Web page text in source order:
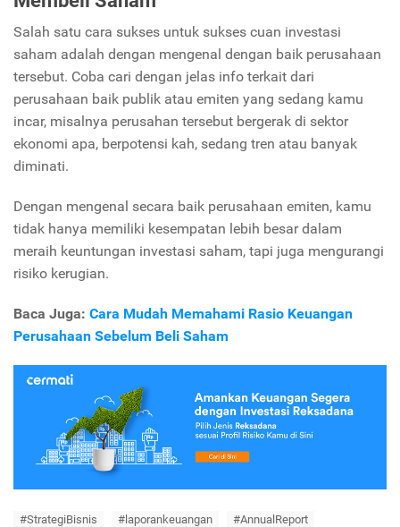
Salah satu cara sukses untuk sukses cuan investasi
saham adalah dengan mengenal dengan baik perusahaan
tersebut. Coba cari dengan jelas info terkait dari
perusahaan baik publik atau emiten yang sedang kamu
incar, misalnya perusahan tersebut bergerak di sektor
ekonomi apa, berpotensi kah, sedang tren atau banyak
diminati.
Dengan mengenal secara baik perusahaan emiten, kamu
tidak hanya memiliki kesempatan lebih besar dalam
meraih keuntungan investasi saham, tapi juga mengurangi
risiko kerugian.
Baca Juga: Cara Mudah Memahami Rasio Keuangan
Perusahaan Sebelum Beli Saham
#StrategiBisnis #laporankeuangan #AnnualReport